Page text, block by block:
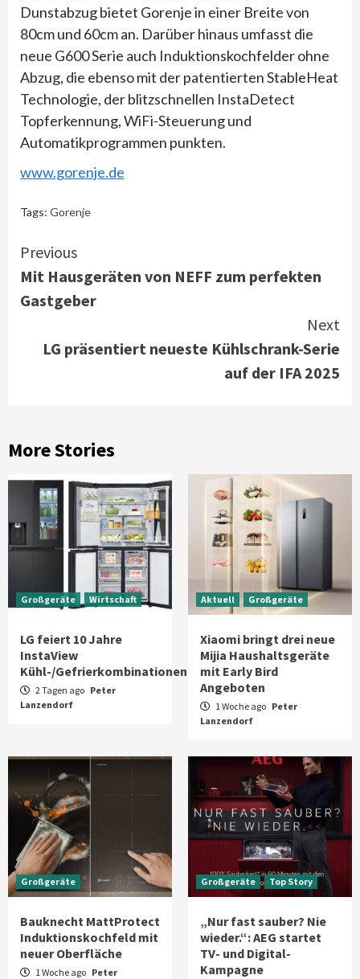
Dunstabzug bietet Gorenje in einer Breite von
80cm und 60cm an. Darüber hinaus umfasst die
neue G600 Serie auch Induktionskochfelder ohne
Abzug, die ebenso mit der patentierten StableHeat
Technologie, der blitzschnellen InstaDetect
Topferkennung, WiFi-Steuerung und
Automatikprogrammen punkten.
www.gorenje.de
Tags: Gorenje
Continue
Reading
Previous
Mit Hausgeräten von NEFF zum perfekten
Gastgeber
Next
LG präsentiert neueste Kühlschrank-Serie
auf der IFA 2025
More Stories
Großgeräte Wirtschaft
LG feiert 10 Jahre
InstaView
Kühl-/Gefrierkombinationen
2 Tagen ago Peter
Lanzendorf
Aktuell Großgeräte
Xiaomi bringt drei neue
Mijia Haushaltsgeräte
mit Early Bird
Angeboten
1 Woche ago Peter
Lanzendorf
Großgeräte
Bauknecht MattProtect
Induktionskochfeld mit
neuer Oberfläche
1 Woche ago Peter
Großgeräte Top Story
„Nur fast sauber? Nie
wieder.“: AEG startet
TV- und Digital-
Kampagne